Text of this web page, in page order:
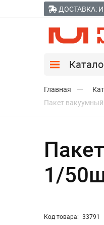
ДОСТАВКА:
Главная
Пакет
1/
Код товара: 33791